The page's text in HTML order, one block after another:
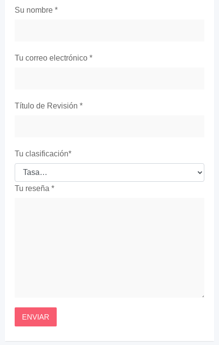
Su nombre *
Tu correo electrónico *
Título de Revisión *
Tu clasificación*
Tu reseña *